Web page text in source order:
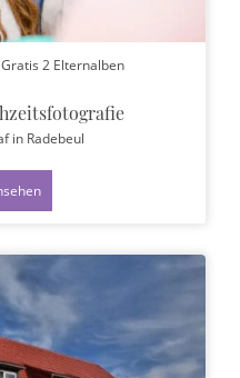
2 Elternalben
in Radebeul